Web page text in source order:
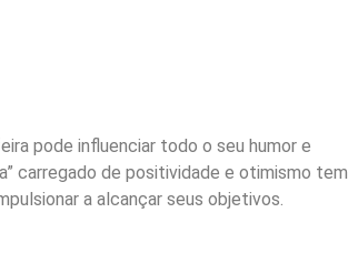
pode influenciar todo o seu humor e
carregado de positividade e otimismo tem
a alcançar seus objetivos.